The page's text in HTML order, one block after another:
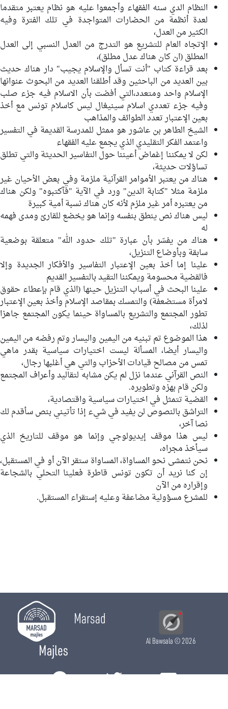
النظام الدي سنه الفقهاء وأجمعوا عليه هو نظام يعتبر متقدما
لعدة أنظمة من الحضارات المتواجدة في تلك الفترة وفيه
الكثير من العدل،
الإتجاه العام للتشريع هو التدرج من العدل النسبي إلى العدل
المطلق (ان كان هناك عدل مطلق)،
بعد قراءة كتاب "أنت تسأل والإسلام يجيب" دار هناك حديث
بين العديد من الباحثين وقد أطلقنا العديد من البحوث عنوانها
الإسلام واحد ومتعدد،التي أفضت بأن الاسلام فيه جزء صلب
وفيه جزء تعددي اسلام سينيغال ليس كاسلام تونس مع أخذ
بعين الإعتبار تعدد الطوائف والمذاهب
الشيخ الطاهر بن عاشور هو ممثل للمدرسة القديمة في التفسير
واعتمد الفكر التقليدي الذي يجمع عليه الفقهاء
لكن لا يمكننا إغماض أعيننا حول التفاسير الحديثة والتي تطلق
تساؤلات حديثة،
هناك من يعتبر الأموامر القرآنية ملزمة وفي بعض الأحيان غير
ملزمة مثلا "كتابة الدين" ورد في الآية "فآكتبوه" ولكن هناك
من يعتبره أمر غير ملزم لأنه كان هناك نسبة أمية كبيرة
ليس هناك نص ينطق بنفسه وإنما هو يخضع للقارئ ومدى فهمه
له
هناك من يفسّر بأن عبارة "تلك حدود الله" متعلقة بوضعية
سابقة وبأوضاع التنزيل،
علينا إما أخذ بعين الإعتبار التفاسير والأفكار الجديدة وإلا
فالقضية محسومة ويمكننا التقيد بالتفسير القديم
علينا البحث في أسباب التنزيل حينها (الذي قام بإعطاء حقوق
لامرأة مستضعفة) والتمسك بمقاصد الإسلام وأخذ بعين الإعتبار
تطور المجتمع والتشريع بالمساواة حينما يكون المجتمع جاهزا
لذلك،
هذا الموضوع تم تبنيه من اليمين واليسار وتم رفضه من اليمين
واليسار أيضا، المسألة ليست اختيارات سياسية بقدر ماهي
تمس من مصالح قيادات الأحزاب والتي هي أغلبها رجال،
النص القرآني عندما نزل لم يكن مشابه لتقاليد وأعراف المجتمع
ولكن قام بهزه وتطويره.
القضية تتمثل في اختيارات سياسية واقتصادية،
التراشق بالنصوص لن يفيد في شيء إذا تأتيني بنص سأقدم لك
نصا آخر،
ليس هذا موقف إيديولوجي وإنما هو موقف للتاريخ الذي
سيأخذ مجراه،
نحن نتمشى نحو المساواة، المساواة ستقر الآن أو في المستقبل،
إن كنا نريد أن تكون تونس قاطرة فعلينا التحلي بالشجاعة
وإقراره من الآن
للمشرع مسؤولية مضاعفة وعليه إستقراء المستقبل.
Marsad
Majles
Al Bawsala© 2026